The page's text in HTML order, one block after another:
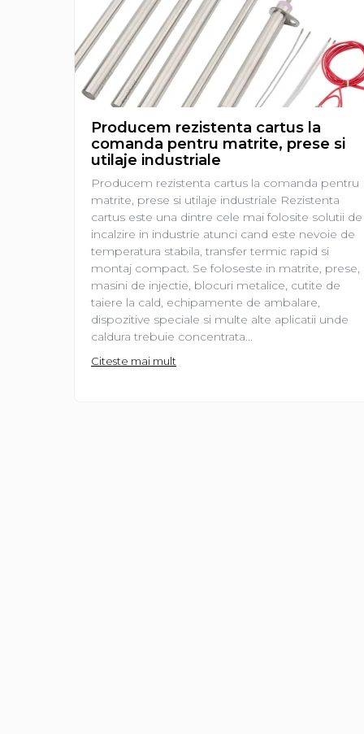
restaurante, cafenele)
Pentru industria alimentară
Pentru industria materialelor
Pentru prelucrarea metalelor
Rezistențe pentru aer și gaze
Rezistențe pentru aparate
Rezistențe pentru echipamente
Rezistențe pentru matrițe
Rezistențe pentru mașini de
Producem rezistenta cartus la
comanda pentru matrite, prese si
utilaje industriale
Producem rezistenta cartus la comanda pentru
matrite, prese si utilaje industriale Rezistenta
cartus este una dintre cele mai folosite solutii de
incalzire in industrie atunci cand este nevoie de
temperatura stabila, transfer termic rapid si
montaj compact. Se foloseste in matrite, prese,
masini de injectie, blocuri metalice, cutite de
taiere la cald, echipamente de ambalare,
dispozitive speciale si multe alte aplicatii unde
caldura trebuie concentrata...
Citeste mai mult